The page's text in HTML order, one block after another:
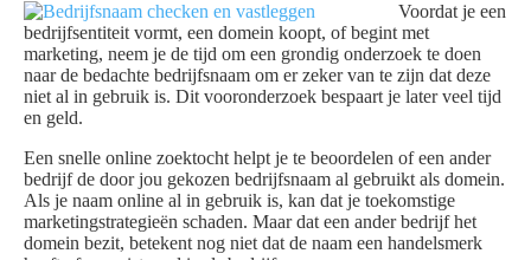
Voordat je een
bedrijfsentiteit vormt, een domein koopt, of begint met
marketing, neem je de tijd om een grondig onderzoek te doen
naar de bedachte bedrijfsnaam om er zeker van te zijn dat deze
niet al in gebruik is. Dit vooronderzoek bespaart je later veel tijd
en geld.
Een snelle online zoektocht helpt je te beoordelen of een ander
bedrijf de door jou gekozen bedrijfsnaam al gebruikt als domein.
Als je naam online al in gebruik is, kan dat je toekomstige
marketingstrategieën schaden. Maar dat een ander bedrijf het
domein bezit, betekent nog niet dat de naam een handelsmerk